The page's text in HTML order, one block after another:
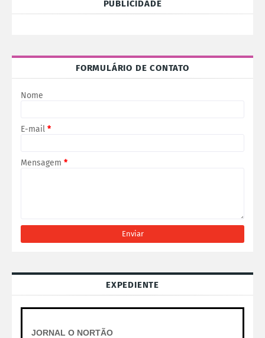
PUBLICIDADE
FORMULÁRIO DE CONTATO
Nome
E-mail *
Mensagem *
EXPEDIENTE
JORNAL O NORTÃO